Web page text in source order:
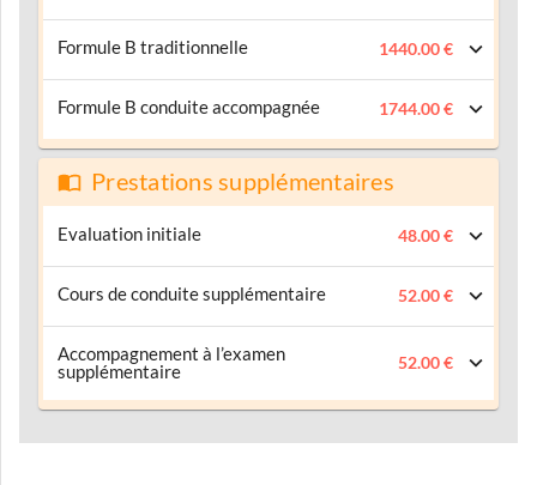
Formule B traditionnelle 1440.00 €
Formule B conduite accompagnée 1744.00 €
Prestations supplémentaires
Evaluation initiale 48.00 €
Cours de conduite supplémentaire 52.00 €
Accompagnement à l’examen
supplémentaire
52.00 €